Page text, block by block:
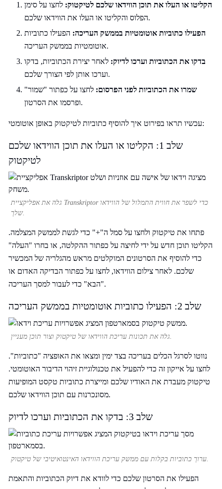
הקליטו או העלו את תוכן הווידאו שלכם לטיקטוק: לחצו על סימן
הפלוס והקליטו או העלו את הווידאו שלכם.
הפעילו כתוביות אוטומטיות בממשק העריכה: הפעילו כתוביות
אוטומטיות בממשק העריכה.
בדקו את הכתוביות וערכו לדיוק: לאחר יצירת הכתוביות, בדקו
וערכו אותן לפי הצורך שלכם.
שמרו את הכתוביות לפני הפרסום: לחצו על כפתור "שמור"
ופרסמו את הסרטון.
עכשיו תראו בפירוט איך להוסיף כתוביות לטיקטוק באופן אוטומטי:
שלב 1: הקליטו או העלו את תוכן הווידאו שלכם
לטיקטוק
גלה את אפליקציית Transkriptor כדי לשפר את חווית התמלול של הווידאו
שלך.
פתחו את טיקטוק ולחצו על סמל ה"+" כדי לגשת לממשק המצלמה.
הקליטו תוכן חדש על ידי לחיצה על כפתור ההקלטה, או בחרו "העלה"
כדי להוסיף את הסרטונים המוקלטים מראש מהגלריה של המכשיר
שלכם. לאחר צילום הווידאו, לחצו על כפתור הבדיקה האדום או
"הבא" כדי לעבור למסך העריכה.
שלב 2: הפעילו כתוביות אוטומטיות בממשק העריכה
גלה את תכונות עריכת הווידאו של טיקטוק וצור תוכן מעניין.
נווטו לסרגל הכלים בעריכה בצד ימין ומצאו את האופציה "כתוביות".
לחצו על אייקון זה כדי להפעיל את טכנולוגיית זיהוי הדיבור האוטומטי.
טיקטוק מעבדת את האודיו שלכם ומייצרת כתוביות טקסט המופיעות
מסונכרנות עם תוכן הווידאו שלכם.
שלב 3: בדקו את הכתוביות וערכו לדיוק
ערוך כתוביות בקלות עם ממשק עריכת הווידאו האינטואיטיבי של טיקטוק.
הפעילו את הסרטון שלכם כדי לוודא את דיוק הכתוביות והתאמת